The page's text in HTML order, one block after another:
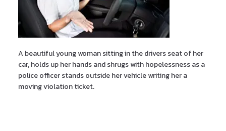
A beautiful young woman sitting in the drivers seat of her
car, holds up her hands and shrugs with hopelessness as a
police officer stands outside her vehicle writing her a
moving violation ticket.